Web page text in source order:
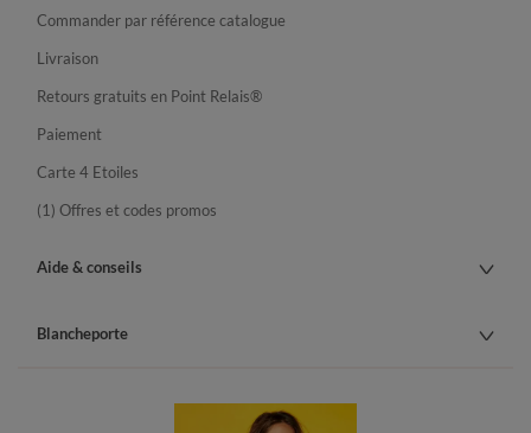
Commander par référence catalogue
Livraison
Retours gratuits en Point Relais®
Paiement
Carte 4 Etoiles
(1) Offres et codes promos
Aide & conseils
Blancheporte